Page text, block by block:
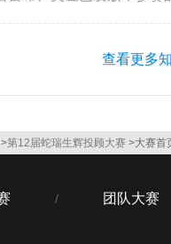
查看更多
>第12届蛇瑞生辉投顾大赛 >大赛首
/ 团队大赛